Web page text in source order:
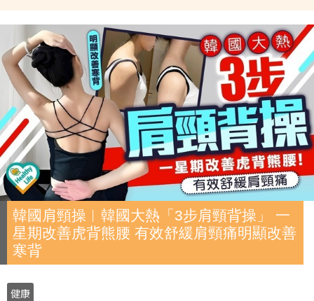
韓國肩頸操︱韓國大熱「3步肩頸背操」 一
星期改善虎背熊腰 有效舒緩肩頸痛明顯改善
寒背
健康